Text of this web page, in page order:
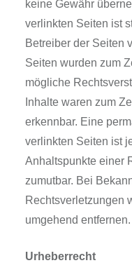
keine Gewähr
verlinkten Seiten ist
Betreiber der Seiten
Seiten wurden zum
mögliche
Inhalte waren zum
erkennbar. Eine
verlinkten Seiten ist
Anhaltspunkte einer
zumutbar. Bei
Rechtsverletzungen
umgehend entfernen.
Urheberrecht